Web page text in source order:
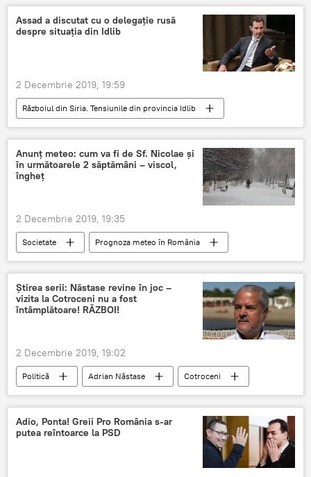
Assad a discutat cu o delegație rusă
despre situația din Idlib
2 Decembrie 2019, 19:59
Războiul din Siria. Tensiunile din provincia Idlib
Internaţional
Bashar al-Assad
Siria
Rusia
Anunţ meteo: cum va fi de Sf. Nicolae şi
în următoarele 2 săptămâni – viscol,
îngheţ
2 Decembrie 2019, 19:35
Societate
Prognoza meteo în România
Viscol
îngheț
Știrea serii: Năstase revine în joc –
vizita la Cotroceni nu a fost
întâmplătoare! RĂZBOI!
2 Decembrie 2019, 19:02
Politică Adrian Năstase
Cotroceni
joc
Adio, Ponta! Greii Pro România s-ar
putea reîntoarce la PSD